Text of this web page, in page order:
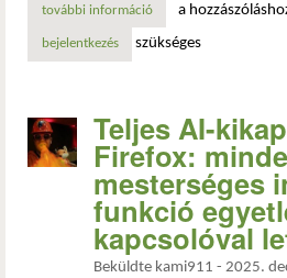
további információrendszerszintű ai-
a
bejelentkezés szükséges
Teljes AI-
Firefox:
mesterséges
funkció
kapcsolóval
Beküldte kami911 - 2025.